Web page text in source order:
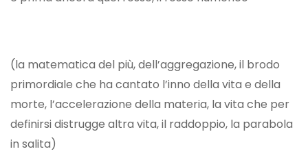
(la matematica del più, dell’aggregazione, il brodo
primordiale che ha cantato l’inno della vita e della
morte, l’accelerazione della materia, la vita che per
definirsi distrugge altra vita, il raddoppio, la parabola
in salita)